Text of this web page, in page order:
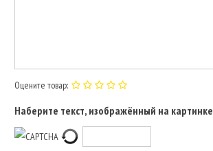
Оцените товар:
Наберите текст, изображённый на картинке